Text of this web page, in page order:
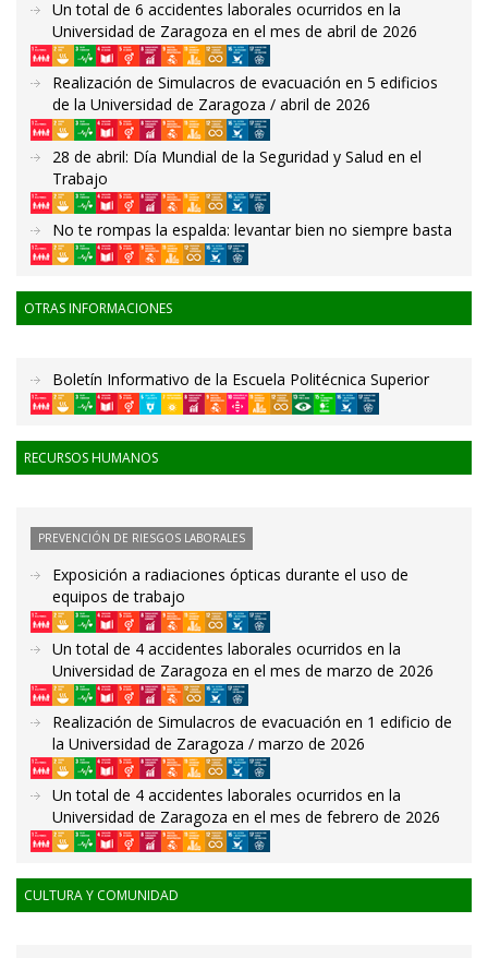
Un total de 6 accidentes laborales ocurridos en la
Universidad de Zaragoza en el mes de abril de 2026
Realización de Simulacros de evacuación en 5 edificios
de la Universidad de Zaragoza / abril de 2026
28 de abril: Día Mundial de la Seguridad y Salud en el
Trabajo
No te rompas la espalda: levantar bien no siempre basta
OTRAS INFORMACIONES
Boletín Informativo de la Escuela Politécnica Superior
RECURSOS HUMANOS
PREVENCIÓN DE RIESGOS LABORALES
Exposición a radiaciones ópticas durante el uso de
equipos de trabajo
Un total de 4 accidentes laborales ocurridos en la
Universidad de Zaragoza en el mes de marzo de 2026
Realización de Simulacros de evacuación en 1 edificio de
la Universidad de Zaragoza / marzo de 2026
Un total de 4 accidentes laborales ocurridos en la
Universidad de Zaragoza en el mes de febrero de 2026
CULTURA Y COMUNIDAD